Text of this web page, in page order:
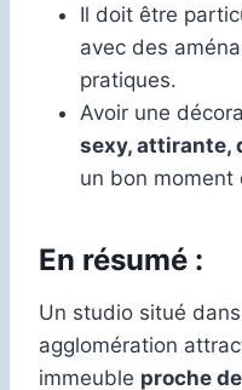
Il doit être
avec des
pratiques.
Avoir une
sexy, attirante,
un bon moment
En résumé :
Un studio situé
agglomération
immeuble proche